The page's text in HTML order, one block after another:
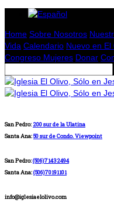
Home Sobre Nosotros
Vida Calendario Nuevo en El
Congreso Mujeres Donar
San Pedro: 200 sur de la Ulatina
Santa Ana:50 sur de Condo. Viewpoint
San Pedro:(506)71432494
Santa Ana:(506)70191101
info@iglesiaelolivo.com